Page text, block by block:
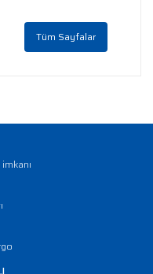
Tüm Sayfalar